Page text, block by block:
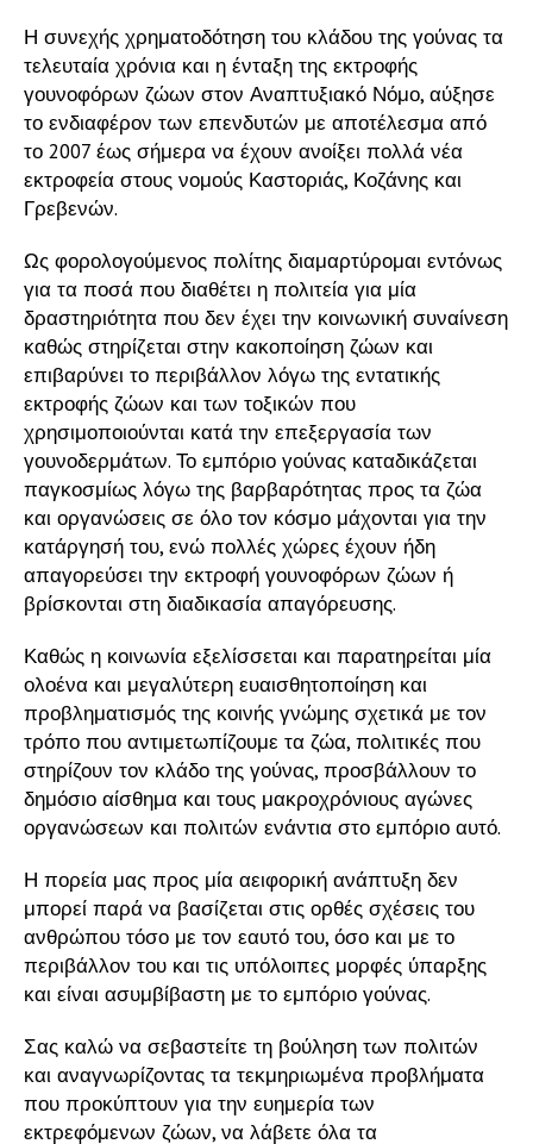
Η συνεχής χρηματοδότηση του κλάδου της γούνας τα
τελευταία χρόνια και η ένταξη της εκτροφής
γουνοφόρων ζώων στον Αναπτυξιακό Νόμο, αύξησε
το ενδιαφέρον των επενδυτών με αποτέλεσμα από
το 2007 έως σήμερα να έχουν ανοίξει πολλά νέα
εκτροφεία στους νομούς Καστοριάς, Κοζάνης και
Γρεβενών.
Ως φορολογούμενος πολίτης διαμαρτύρομαι εντόνως
για τα ποσά που διαθέτει η πολιτεία για μία
δραστηριότητα που δεν έχει την κοινωνική συναίνεση
καθώς στηρίζεται στην κακοποίηση ζώων και
επιβαρύνει το περιβάλλον λόγω της εντατικής
εκτροφής ζώων και των τοξικών που
χρησιμοποιούνται κατά την επεξεργασία των
γουνοδερμάτων. Το εμπόριο γούνας καταδικάζεται
παγκοσμίως λόγω της βαρβαρότητας προς τα ζώα
και οργανώσεις σε όλο τον κόσμο μάχονται για την
κατάργησή του, ενώ πολλές χώρες έχουν ήδη
απαγορεύσει την εκτροφή γουνοφόρων ζώων ή
βρίσκονται στη διαδικασία απαγόρευσης.
Καθώς η κοινωνία εξελίσσεται και παρατηρείται μία
ολοένα και μεγαλύτερη ευαισθητοποίηση και
προβληματισμός της κοινής γνώμης σχετικά με τον
τρόπο που αντιμετωπίζουμε τα ζώα, πολιτικές που
στηρίζουν τον κλάδο της γούνας, προσβάλλουν το
δημόσιο αίσθημα και τους μακροχρόνιους αγώνες
οργανώσεων και πολιτών ενάντια στο εμπόριο αυτό.
Η πορεία μας προς μία αειφορική ανάπτυξη δεν
μπορεί παρά να βασίζεται στις ορθές σχέσεις του
ανθρώπου τόσο με τον εαυτό του, όσο και με το
περιβάλλον του και τις υπόλοιπες μορφές ύπαρξης
και είναι ασυμβίβαστη με το εμπόριο γούνας.
Σας καλώ να σεβαστείτε τη βούληση των πολιτών
και αναγνωρίζοντας τα τεκμηριωμένα προβλήματα
που προκύπτουν για την ευημερία των
εκτρεφόμενων ζώων, να λάβετε όλα τα